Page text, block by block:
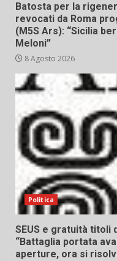
Batosta per la
revocati da Roma
(M5S Ars): “Sicilia
Meloni”
8 Agosto 2026
Politica
SEUS e gratuità titoli
“Battaglia portata
aperture, ora si